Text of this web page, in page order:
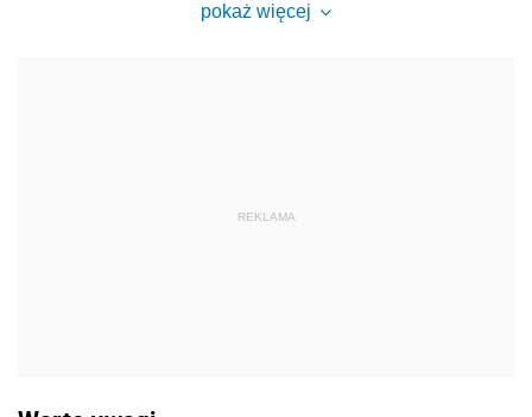
pokaż więcej
REKLAMA